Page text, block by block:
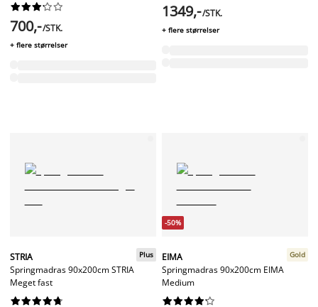






700,-/STK.
+ flere størrelser
1349,-/STK.
+ flere størrelser
STRIA
Springmadras 90x200cm STRIA
Meget fast
Plus






-50%
EIMA
Springmadras 90x200cm EIMA
Medium
Gold





